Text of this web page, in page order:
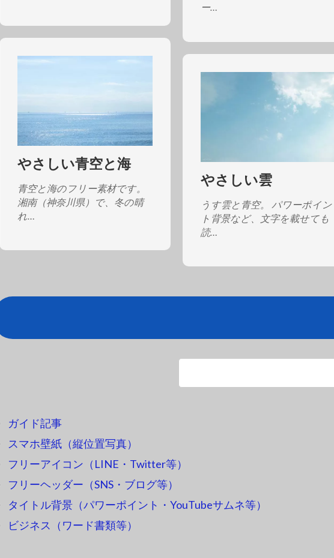
ー…
やさしい青空と海
青空と海のフリー素材です。
湘南（神奈川県）で、冬の晴
れ…
やさしい雲
うす雲と青空。 パワーポイン
ト背景など、文字を載せても
読…
ガイド記事
スマホ壁紙（縦位置写真）
フリーアイコン（LINE・Twitter等）
フリーヘッダー（SNS・ブログ等）
タイトル背景（パワーポイント・YouTubeサムネ等）
ビジネス（ワード書類等）